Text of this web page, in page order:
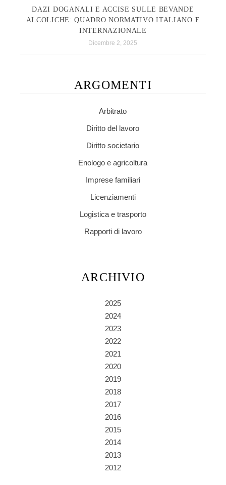
DAZI DOGANALI E ACCISE SULLE BEVANDE
ALCOLICHE: QUADRO NORMATIVO ITALIANO E
INTERNAZIONALE
Dicembre 2, 2025
ARGOMENTI
Arbitrato
Diritto del lavoro
Diritto societario
Enologo e agricoltura
Imprese familiari
Licenziamenti
Logistica e trasporto
Rapporti di lavoro
ARCHIVIO
2025
2024
2023
2022
2021
2020
2019
2018
2017
2016
2015
2014
2013
2012